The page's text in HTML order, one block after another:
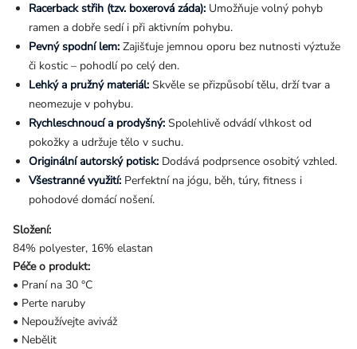
Racerback střih (tzv. boxerová záda): Umožňuje volný pohyb
ramen a dobře sedí i při aktivním pohybu.
Pevný spodní lem: Zajišťuje jemnou oporu bez nutnosti výztuže
či kostic – pohodlí po celý den.
Lehký a pružný materiál: Skvěle se přizpůsobí tělu, drží tvar a
neomezuje v pohybu.
Rychleschnoucí a prodyšný: Spolehlivě odvádí vlhkost od
pokožky a udržuje tělo v suchu.
Originální autorský potisk: Dodává podprsence osobitý vzhled.
Všestranné využití: Perfektní na jógu, běh, túry, fitness i
pohodové domácí nošení.
Složení:
84% polyester, 16% elastan
Péče o produkt:
• Praní na 30 °C
• Perte naruby
• Nepoužívejte aviváž
• Nebělit